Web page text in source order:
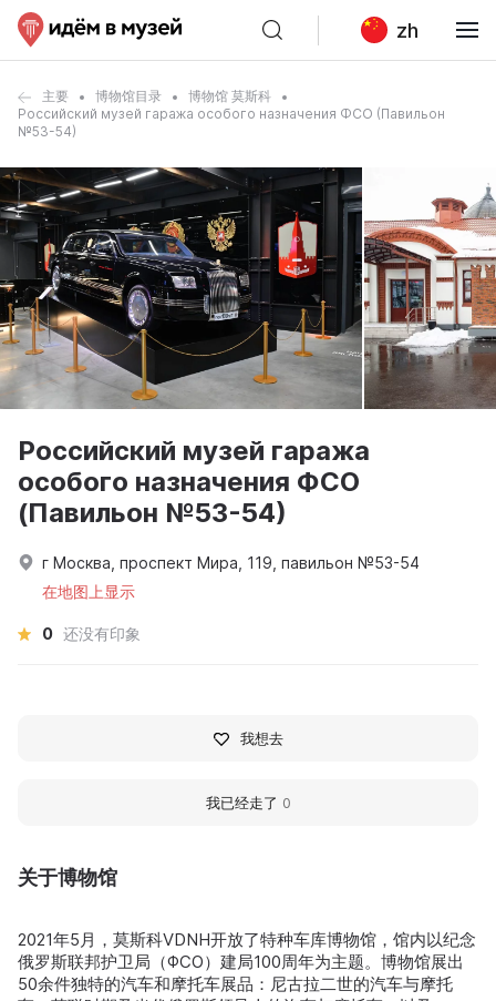
zh
主要 博物馆目录
博物馆 莫斯科
Российский музей гаража особого назначения ФСО (Павильон
№53-54)
关于博物馆
2021年5月，莫斯科VDNH开放了特种车库博物馆，馆内以纪念
俄罗斯联邦护卫局（ФСО）建局100周年为主题。博物馆展出
50余件独特的汽车和摩托车展品：尼古拉二世的汽车与摩托
Российский музей гаража
особого назначения ФСО
(Павильон №53-54)
г Москва, проспект Мира, 119, павильон №53-54
在地图上显示
0 还没有印象
我想去
我已经走了 0